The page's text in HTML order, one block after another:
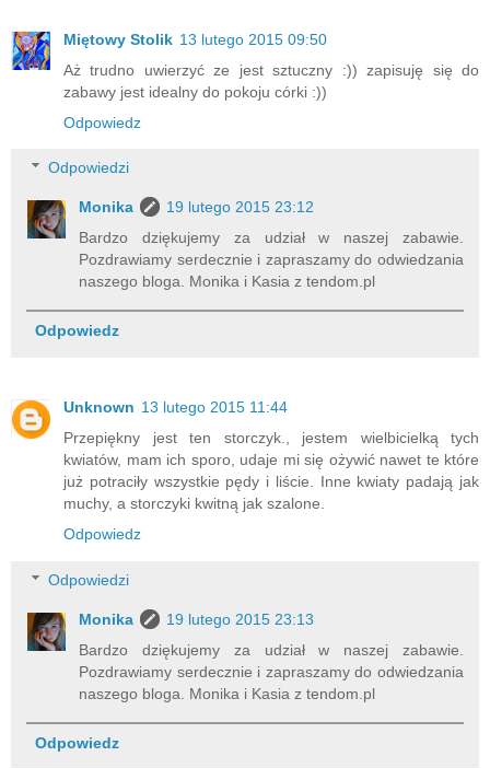
Miętowy Stolik 13 lutego 2015 09:50
Aż trudno uwierzyć ze jest sztuczny :)) zapisuję się do
zabawy jest idealny do pokoju córki :))
Odpowiedz
Odpowiedzi
Monika
19 lutego 2015 23:12
Bardzo dziękujemy za udział w naszej zabawie.
Pozdrawiamy serdecznie i zapraszamy do odwiedzania
naszego bloga. Monika i Kasia z tendom.pl
Odpowiedz
Unknown 13 lutego 2015 11:44
Przepiękny jest ten storczyk., jestem wielbicielką tych
kwiatów, mam ich sporo, udaje mi się ożywić nawet te które
już potraciły wszystkie pędy i liście. Inne kwiaty padają jak
muchy, a storczyki kwitną jak szalone.
Odpowiedz
Odpowiedzi
Monika
19 lutego 2015 23:13
Bardzo dziękujemy za udział w naszej zabawie.
Pozdrawiamy serdecznie i zapraszamy do odwiedzania
naszego bloga. Monika i Kasia z tendom.pl
Odpowiedz